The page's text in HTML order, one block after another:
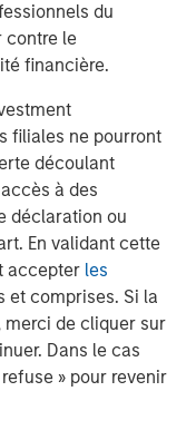
du
contre le
financière.
filiales ne pourront
découlant
à des
déclaration ou
En validant cette
accepter les
et comprises. Si la
de cliquer sur
Dans le cas
» pour revenir
intelligence is no
The
mid-sized private
tools to drive
and enhance
companies that
have active AI
support and
and
AI will become
this early stage of
reimagining
new domains